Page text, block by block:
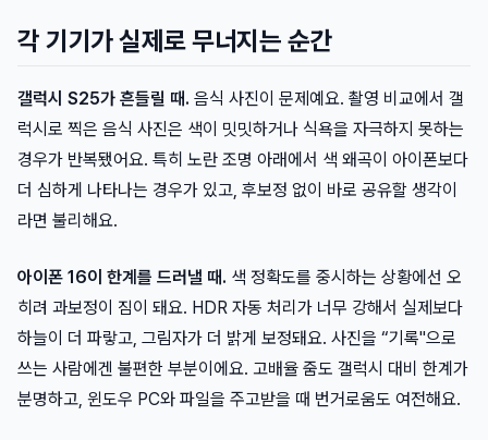
각 기기가 실제로 무너지는 순간
갤럭시 S25가 흔들릴 때. 음식 사진이 문제예요. 촬영 비교에서 갤
럭시로 찍은 음식 사진은 색이 밋밋하거나 식욕을 자극하지 못하는
경우가 반복됐어요. 특히 노란 조명 아래에서 색 왜곡이 아이폰보다
더 심하게 나타나는 경우가 있고, 후보정 없이 바로 공유할 생각이
라면 불리해요.
아이폰 16이 한계를 드러낼 때. 색 정확도를 중시하는 상황에선 오
히려 과보정이 짐이 돼요. HDR 자동 처리가 너무 강해서 실제보다
하늘이 더 파랗고, 그림자가 더 밝게 보정돼요. 사진을 “기록"으로
쓰는 사람에겐 불편한 부분이에요. 고배율 줌도 갤럭시 대비 한계가
분명하고, 윈도우 PC와 파일을 주고받을 때 번거로움도 여전해요.